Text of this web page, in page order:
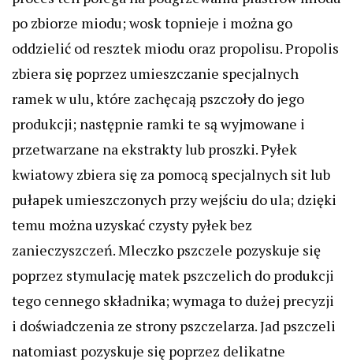
po zbiorze miodu; wosk topnieje i można go
oddzielić od resztek miodu oraz propolisu. Propolis
zbiera się poprzez umieszczanie specjalnych
ramek w ulu, które zachęcają pszczoły do jego
produkcji; następnie ramki te są wyjmowane i
przetwarzane na ekstrakty lub proszki. Pyłek
kwiatowy zbiera się za pomocą specjalnych sit lub
pułapek umieszczonych przy wejściu do ula; dzięki
temu można uzyskać czysty pyłek bez
zanieczyszczeń. Mleczko pszczele pozyskuje się
poprzez stymulację matek pszczelich do produkcji
tego cennego składnika; wymaga to dużej precyzji
i doświadczenia ze strony pszczelarza. Jad pszczeli
natomiast pozyskuje się poprzez delikatne